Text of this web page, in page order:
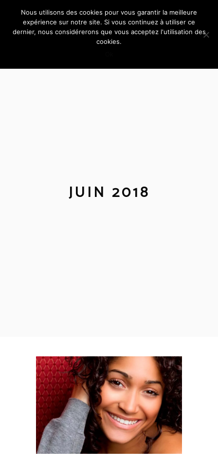
JUIN 2018
Nous utilisons des cookies pour vous garantir la meilleure
expérience sur notre site. Si vous continuez à utiliser ce
dernier, nous considérerons que vous acceptez l'utilisation des
cookies.